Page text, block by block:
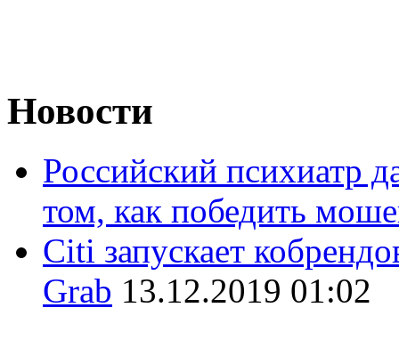
Новости
Российский психиатр
том, как победить
Citi запускает
Grab 13.12.2019 01:02